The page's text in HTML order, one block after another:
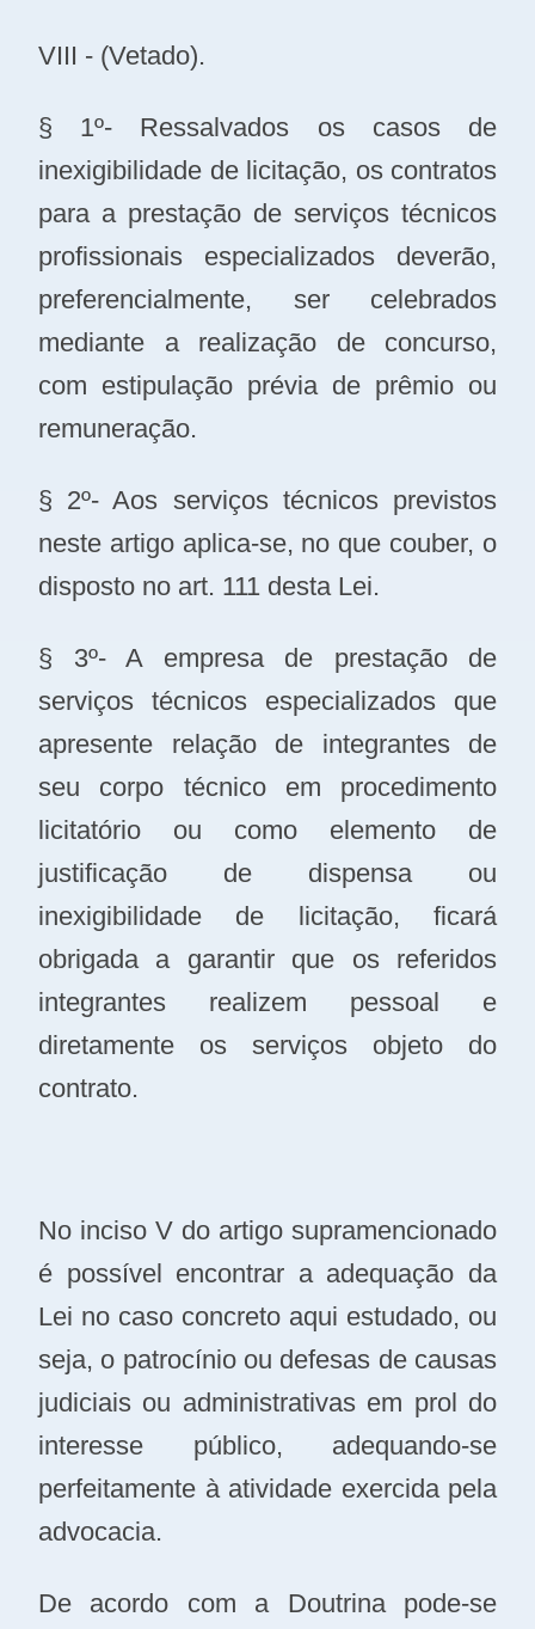
VIII - (Vetado).
§ 1º- Ressalvados os casos de
inexigibilidade de licitação, os contratos
para a prestação de serviços técnicos
profissionais especializados deverão,
preferencialmente, ser celebrados
mediante a realização de concurso,
com estipulação prévia de prêmio ou
remuneração.
§ 2º- Aos serviços técnicos previstos
neste artigo aplica-se, no que couber, o
disposto no art. 111 desta Lei.
§ 3º- A empresa de prestação de
serviços técnicos especializados que
apresente relação de integrantes de
seu corpo técnico em procedimento
licitatório ou como elemento de
justificação de dispensa ou
inexigibilidade de licitação, ficará
obrigada a garantir que os referidos
integrantes realizem pessoal e
diretamente os serviços objeto do
contrato.
No inciso V do artigo supramencionado
é possível encontrar a adequação da
Lei no caso concreto aqui estudado, ou
seja, o patrocínio ou defesas de causas
judiciais ou administrativas em prol do
interesse público, adequando-se
perfeitamente à atividade exercida pela
advocacia.
De acordo com a Doutrina pode-se